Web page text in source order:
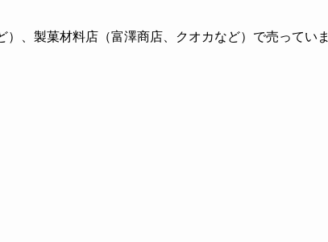
、製菓材料店（富澤商店、クオカなど）で売っていま